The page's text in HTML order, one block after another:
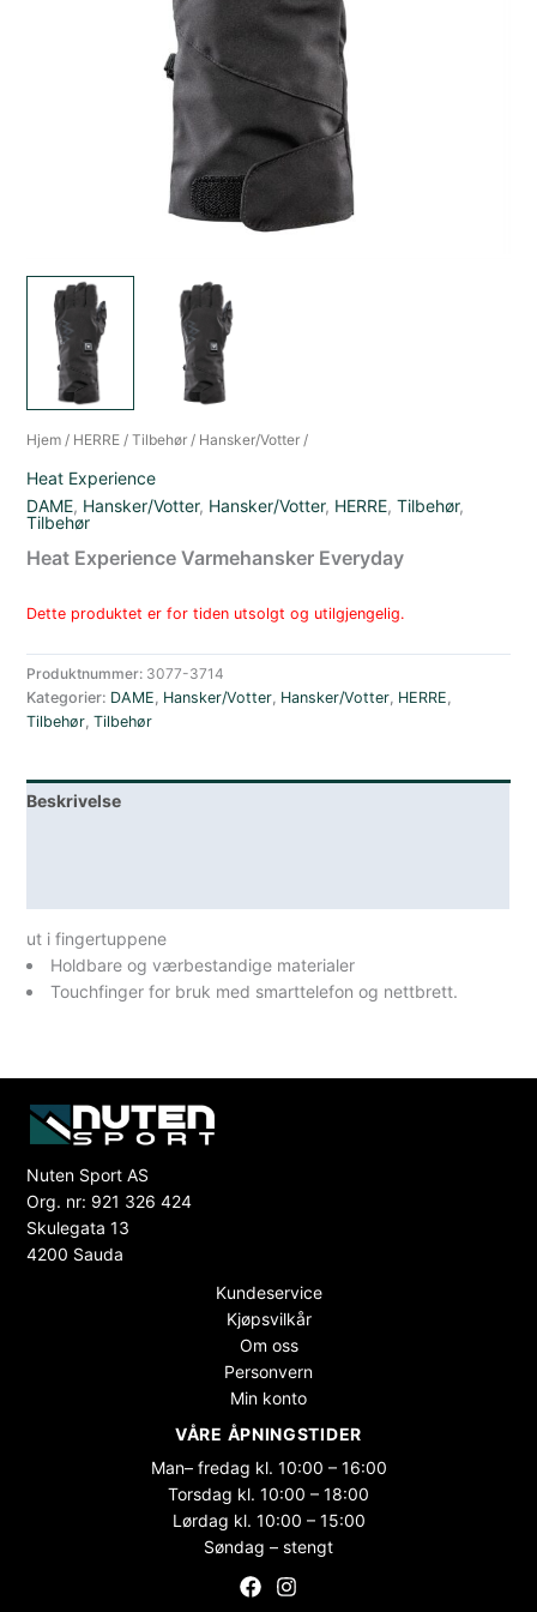
Hjem / HERRE /Tilbehør / Hansker/Votter /
Heat Experience
DAME, Hansker/Votter, Hansker/Votter, HERRE,Tilbehør,
Tilbehør
Heat Experience Varmehansker Everyday
Dette produktet er for tiden utsolgt og utilgjengelig.
Produktnummer: 3077-3714
Kategorier: DAME, Hansker/Votter, Hansker/Votter, HERRE,
Tilbehør,Tilbehør
Beskrivelse
ut i fingertuppene
Holdbare og værbestandige materialer
Touchfinger for bruk med smarttelefon og nettbrett.
Nuten Sport AS
Org. nr: 921 326 424
Skulegata 13
4200 Sauda
Kundeservice
Kjøpsvilkår
Om oss
Personvern
Min konto
VÅRE ÅPNINGSTIDER
Man– fredag kl. 10:00 – 16:00
Torsdag kl. 10:00 – 18:00
Lørdag kl. 10:00 – 15:00
Søndag – stengt